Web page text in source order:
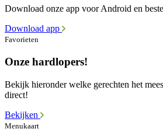
Download onze app voor Android en
Download app
Favorieten
Onze hardlopers!
Bekijk hieronder welke gerechten het
direct!
Bekijken
Menukaart